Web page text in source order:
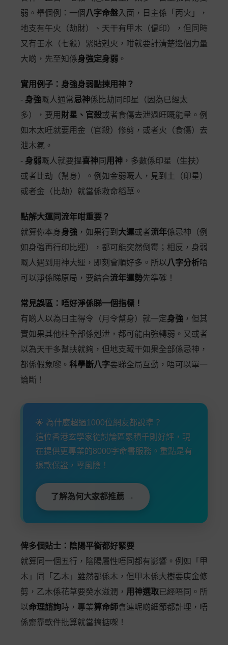
弱。舉個例：一個 八字命盤入面，日主係「丙火」，
地支有午火（劫財）、天干有甲木（偏印），但同時
又有壬水（七殺）緊貼剋火，咁就要計清楚邊個力量
大啲，先至知係身強定身弱 。
實用例子：身強身弱點揀用神？
- 身強嘅人通常忌神係比劫同印星（因為已經太
多），要用 財星、官殺或者食傷去泄過旺嘅能量。例
如木太旺就要用金（官殺）修剪，或者火（食傷）去
泄木氣。
- 身弱嘅人就要搵喜神 同 用神 ，多數係印星（生扶）
或者比劫（幫身）。例如金弱嘅人，見到土（印星）
或者金（比劫）就當係救命稻草。
點解大運同流年咁重要？
就算你本身身強 ，如果行到 大運或者流年係忌神（例
如身強再行印比運），都可能突然倒霉；相反，身弱
嘅人遇到用神大運，即刻會順好多。所以 八字分析唔
可以淨係睇原局，要結合流年運勢先準確！
常見誤區：唔好淨係睇一個指標！
有啲人以為日主得令（月令幫身）就一定身強 ，但其
實如果其他柱全部係剋泄，都可能由強轉弱。又或者
以為天干多幫扶就夠，但地支藏干如果全部係忌神，
都係假象嚟。 科學斷八字要睇全局互動，唔可以單一
論斷！
🌟 為什麼超過1000位網友都說準？
這位香港玄學家從討論區累積千則好評，現
在提供更專業的8000字命書服務。重點是有
退款保證，零風險！
了解為何大家都推薦 →
俾多個貼士：陰陽平衡都好緊要
就算同一個五行，陰陽屬性唔同都有影響。例如「甲
木」同「乙木」雖然都係木，但甲木係大樹要庚金修
剪，乙木係花草要癸水滋潤， 用神選取已經唔同。所
以命理諮詢時，專業算命師會連呢啲細節都計埋，唔
係齋靠軟件批算就當搞掂㗎！